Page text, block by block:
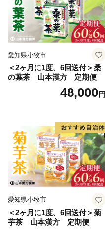
愛知県小牧市
＜2ヶ月に1度、6回送付＞桑
の葉茶 山本漢方 定期便
48,000円
愛知県小牧市
＜2ヶ月に1度、6回送付＞菊
芋茶 山本漢方 定期便